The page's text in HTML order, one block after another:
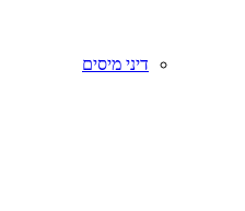
דיני מיסים